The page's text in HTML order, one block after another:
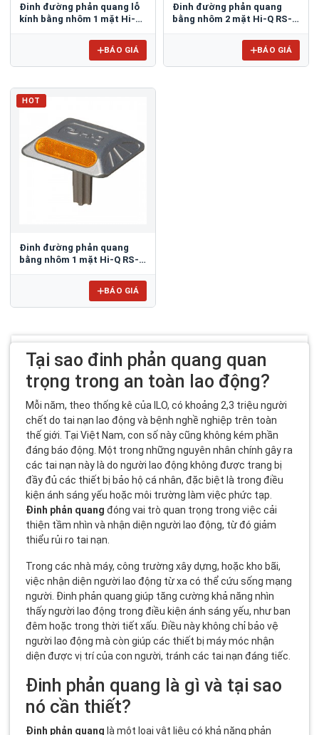
Đinh đường phản quang lỗ
kính bằng nhôm 1 mặt Hi-Q
BÁO GIÁ
Đinh đường phản quang
bằng nhôm 2 mặt Hi-Q RS-
BÁO GIÁ
HOT
Đinh đường phản quang
bằng nhôm 1 mặt Hi-Q RS-
BÁO GIÁ
Tại sao đinh phản quang quan
trọng trong an toàn lao động?
Mỗi năm, theo thống kê của ILO, có khoảng 2,3 triệu người
chết do tai nạn lao động và bệnh nghề nghiệp trên toàn
thế giới. Tại Việt Nam, con số này cũng không kém phần
đáng báo động. Một trong những nguyên nhân chính gây ra
các tai nạn này là do người lao động không được trang bị
đầy đủ các thiết bị bảo hộ cá nhân, đặc biệt là trong điều
kiện ánh sáng yếu hoặc môi trường làm việc phức tạp.
Đinh phản quang đóng vai trò quan trọng trong việc cải
thiện tầm nhìn và nhận diện người lao động, từ đó giảm
thiểu rủi ro tai nạn.
Trong các nhà máy, công trường xây dựng, hoặc kho bãi,
việc nhận diện người lao động từ xa có thể cứu sống mạng
người. Đinh phản quang giúp tăng cường khả năng nhìn
thấy người lao động trong điều kiện ánh sáng yếu, như ban
đêm hoặc trong thời tiết xấu. Điều này không chỉ bảo vệ
người lao động mà còn giúp các thiết bị máy móc nhận
diện được vị trí của con người, tránh các tai nạn đáng tiếc.
Đinh phản quang là gì và tại sao
nó cần thiết?
Đinh phản quang là một loại vật liệu có khả năng phản